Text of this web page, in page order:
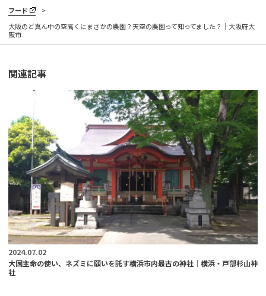
フード
大阪のど真ん中の空高くにまさかの農園？天空の農園って知ってました？｜大阪府大
阪市
関連記事
2024.07.02
大国主命の使い、ネズミに願いを託す横浜市内最古の神社｜横浜・戸部杉山神
社